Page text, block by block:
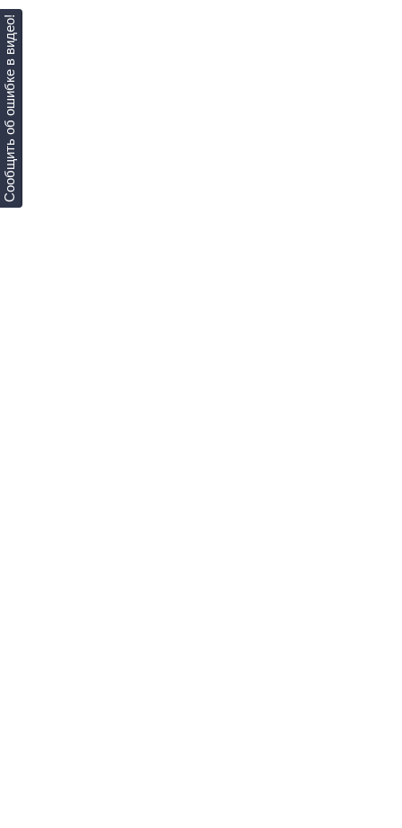
Сообщить об ошибке в видео!